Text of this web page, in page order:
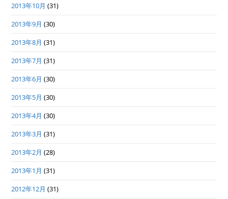
2013年10月 (31)
2013年9月 (30)
2013年8月 (31)
2013年7月 (31)
2013年6月 (30)
2013年5月 (30)
2013年4月 (30)
2013年3月 (31)
2013年2月 (28)
2013年1月 (31)
2012年12月 (31)